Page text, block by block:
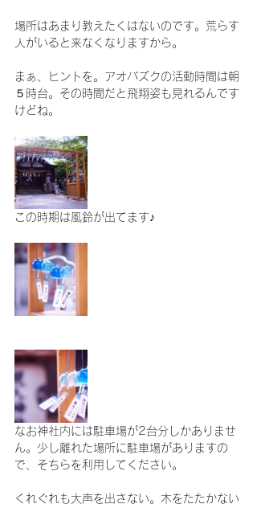
場所はあまり教えたくはないのです。荒らす
人がいると来なくなりますから。
まぁ、ヒントを。アオバズクの活動時間は朝
５時台。その時間だと飛翔姿も見れるんです
けどね。
この時期は風鈴が出てます♪
なお神社内には駐車場が2台分しかありませ
ん。少し離れた場所に駐車場がありますの
で、そちらを利用してください。
くれぐれも大声を出さない。木をたたかない